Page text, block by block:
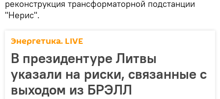
реконструкция трансформаторной подстанции
"Нерис".
Энергетика. LIVE
В президентуре Литвы
указали на риски, связанные с
выходом из БРЭЛЛ